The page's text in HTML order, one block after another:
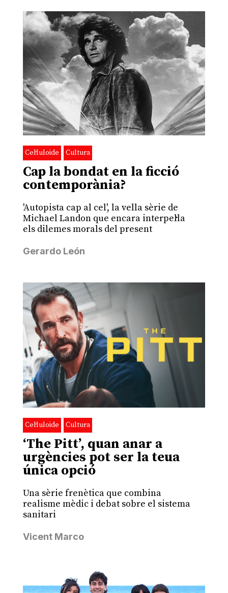
Cel·luloide Cultura
Cap la bondat en la ficció
contemporània?
'Autopista cap al cel', la vella sèrie de
Michael Landon que encara interpel·la
els dilemes morals del present
Gerardo León
Cel·luloide Cultura
‘The Pitt’, quan anar a
urgències pot ser la teua
única opció
Una sèrie frenètica que combina
realisme mèdic i debat sobre el sistema
sanitari
Vicent Marco